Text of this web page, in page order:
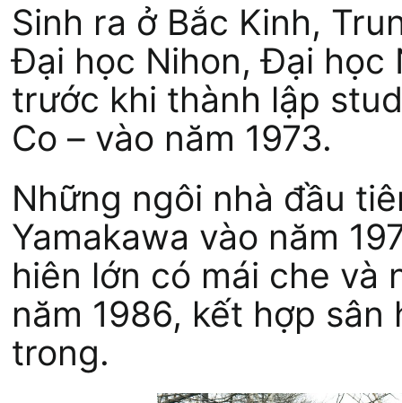
Sinh ra ở Bắc Kinh,
Đại học Nihon, Đại học
trước khi thành lập
Co – vào năm 1973.
Những ngôi nhà đầu
Yamakawa vào năm
hiên lớn có mái che và
năm 1986, kết hợp
trong.